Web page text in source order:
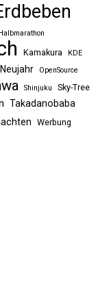
Kamakura KDE
Neujahr
OpenSource
Shinjuku Sky-Tree
Takadanobaba
Werbung